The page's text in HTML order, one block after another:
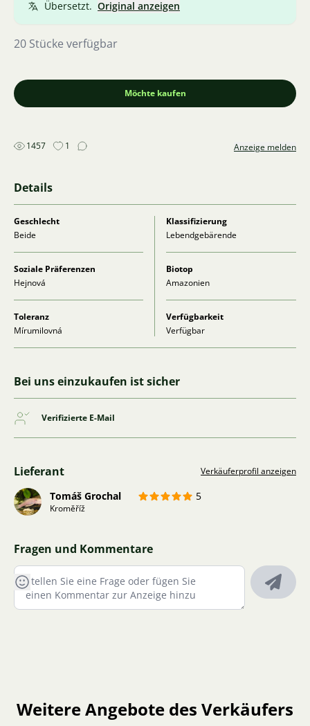
Übersetzt. Original anzeigen
20 Stücke verfügbar
Möchte kaufen
1457 1 Anzeige melden
Details
Geschlecht
Beide
Klassifizierung
Lebendgebärende
Soziale Präferenzen
Hejnová
Biotop
Amazonien
Toleranz
Mírumilovná
Verfügbarkeit
Verfügbar
Bei uns einzukaufen ist sicher
Verifizierte E-Mail
Lieferant Verkäuferprofil anzeigen
Tomáš Grochal 5
Kroměříž
Fragen und Kommentare
Weitere Angebote des Verkäufers